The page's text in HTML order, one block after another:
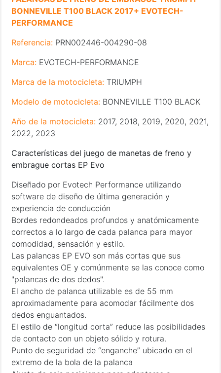
BONNEVILLE T100 BLACK 2017+ EVOTECH-
PERFORMANCE
Referencia: PRN002446-004290-08
Marca: EVOTECH-PERFORMANCE
Marca de la motocicleta: TRIUMPH
Modelo de motocicleta: BONNEVILLE T100 BLACK
Año de la motocicleta: 2017, 2018, 2019, 2020, 2021,
2022, 2023
Características del juego de manetas de freno y
embrague cortas EP Evo
Diseñado por Evotech Performance utilizando
software de diseño de última generación y
experiencia de conducción
Bordes redondeados profundos y anatómicamente
correctos a lo largo de cada palanca para mayor
comodidad, sensación y estilo.
Las palancas EP EVO son más cortas que sus
equivalentes OE y comúnmente se las conoce como
"palancas de dos dedos".
El ancho de palanca utilizable es de 55 mm
aproximadamente para acomodar fácilmente dos
dedos enguantados.
El estilo de “longitud corta” reduce las posibilidades
de contacto con un objeto sólido y rotura.
Punto de seguridad de “enganche” ubicado en el
extremo de la bola de la palanca